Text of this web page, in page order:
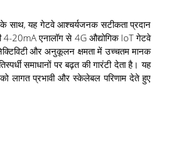
के साथ, यह गेटवे आश्चर्यजनक सटीकता प्रदान
4-20mA एनालॉग से 4G औद्योगिक IoT गेटवे
और अनुकूलन क्षमता में उच्चतम मानक
समाधानों पर बढ़त की गारंटी देता है। यह
लागत प्रभावी और स्केलेबल परिणाम देते हुए